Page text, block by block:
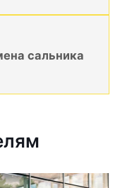
сальника